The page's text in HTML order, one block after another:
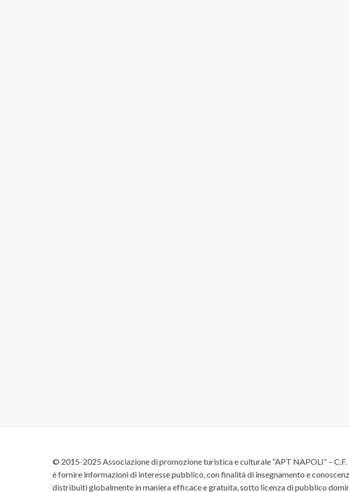
© 2015-2025 Associazione di promozione turistica e culturale “APT NAPOLI” –
è fornire informazioni di interesse pubblico, con finalità di insegnamento e
distribuiti globalmente in maniera efficace e gratuita, sotto licenza di pubblico